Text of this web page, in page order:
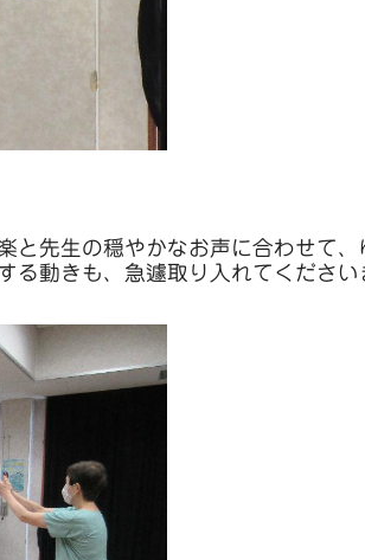
先生の穏やかなお声に合わせて、
動きも、急遽取り入れてください